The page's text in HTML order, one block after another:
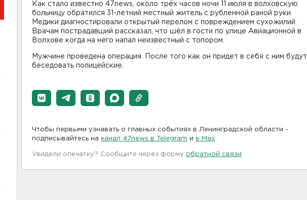
Как стало известно 47news, около трёх часов ночи 11 июля в волховскую
больницу обратился 31-летний местный житель с рубленной раной руки.
Медики диагностировали открытый перелом с повреждением сухожилий.
Врачам пострадавший рассказал, что шёл в гости по улице Авиационной в
Волхове когда на него напал неизвестный с топором.
Мужчине проведена операция. После того как он придет в себя с ним будут
беседовать полицейские.
Чтобы первыми узнавать о главных событиях в Ленинградской области -
подписывайтесь на канал 47news в Telegram и в Maх
Увидели опечатку? Сообщите через форму обратной связи